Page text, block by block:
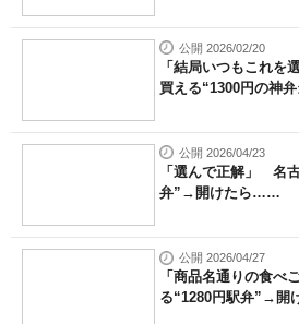
公開 2026/02/20
「結局いつもこれ
買える“1300円の神
公開 2026/04/23
「選んで正解」 名
弁”→開けたら……
公開 2026/04/27
「商品名通りの食
る“1280円駅弁”→